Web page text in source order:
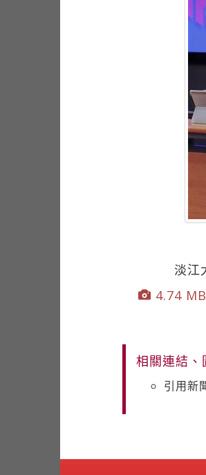
淡江
4.74
相關連結、
引用新